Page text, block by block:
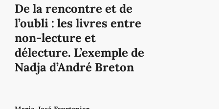
De la rencontre et de
l’oubli : les livres entre
non-lecture et
délecture. L’exemple de
Nadja d’André Breton